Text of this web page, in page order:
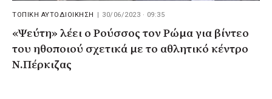
ΤΟΠΙΚΗ ΑΥΤΟΔΙΟΙΚΗΣΗ | 30/06/2023 · 09:35
«Ψεύτη» λέει ο Ρούσσος τον Ρώμα για βίντεο
του ηθοποιού σχετικά με το αθλητικό κέντρο
Ν.Πέρκιζας